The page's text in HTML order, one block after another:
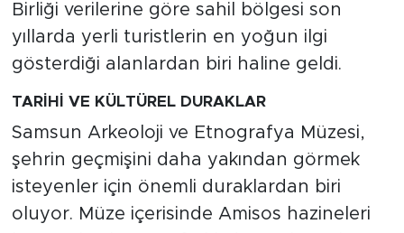
Birliği verilerine göre sahil bölgesi son
yıllarda yerli turistlerin en yoğun ilgi
gösterdiği alanlardan biri haline geldi.
TARİHİ VE KÜLTÜREL DURAKLAR
Samsun Arkeoloji ve Etnografya Müzesi,
şehrin geçmişini daha yakından görmek
isteyenler için önemli duraklardan biri
oluyor. Müze içerisinde Amisos hazineleri